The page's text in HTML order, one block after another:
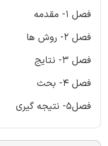
فصل 1- مقدمه
فصل 2- روش ها
فصل 3- نتایج
فصل 4- بحث
فصل5- نتیجه گیری